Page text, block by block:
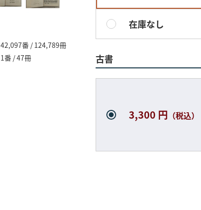
42,097番 / 124,789冊
1番 / 47冊
在庫なし
古書
3,300 円 （税込）